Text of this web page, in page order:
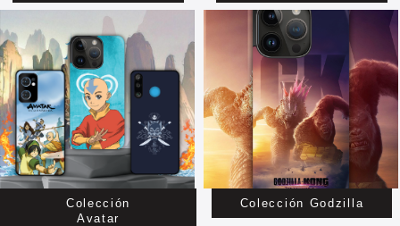
Colección
Avatar
Colección Godzilla